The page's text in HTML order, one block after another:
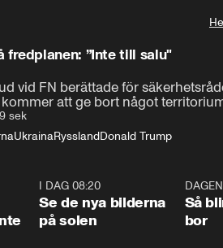
fredplanen: ”Inte till salu"
vid FN berättade för
att ge bort något
sek
UkrainaRysslandDonald Trump
I DAG 08:20
Se de nya bilderna
på solen
Så
bor